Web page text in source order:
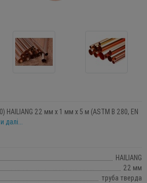
HAILIANG 22 мм x 1 мм x 5 м (ASTM B 280, EN
далі...
HAILIANG
22 мм
труба тверда